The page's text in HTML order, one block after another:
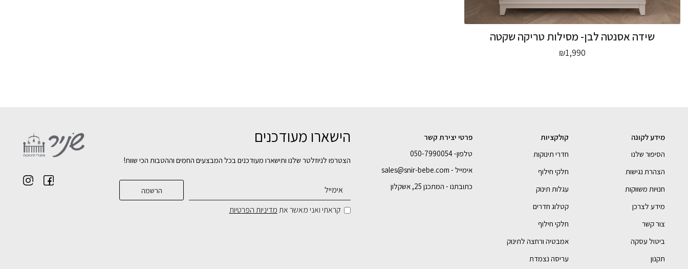
שידה אסנטה לבן- מסילות טריקה שקטה
₪1,990
מידע לקונה
הסיפור שלנו
הצהרת נגישות
חנויות משווקות
מידע לצרכן
צור קשר
ביטול עסקה
תקנון
קולקציות
חדרי תינוקות
חלקי חילוף
עגלות תינוק
קטלוג חדרים
חלקי חילוף
אמבטיה ורחצה לתינוק
עריסה נצמדת
פרטי יצירת קשר
טלפון- 050-7990054
אימייל - sales@snir-bebe.com
כתובתנו - המתכנן 25, אשקלון
הישארו מעודכנים
הצטרפו לניוזלטר שלנו ותישארו מעודכנים בכל המבצעים החמים וההטבות הכי שוות!
קראתי ואני מאשר אתמדיניות הפרטיות